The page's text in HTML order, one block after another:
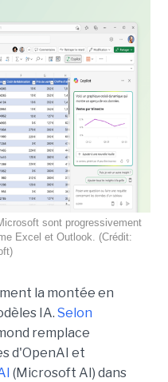
sont progressivement
Excel et Outlook. (Crédit:
la montée en
IA. Selon
remplace
d'OpenAI et
(Microsoft AI) dans